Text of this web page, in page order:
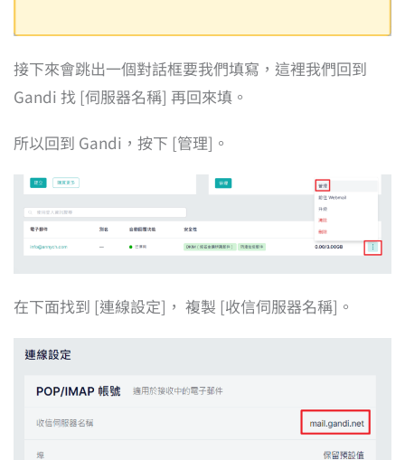
接下來會跳出一個對話框要我們填寫，這裡我們回到
Gandi 找 [伺服器名稱] 再回來填。
所以回到 Gandi，按下 [管理]。
在下面找到 [連線設定]， 複製 [收信伺服器名稱]。